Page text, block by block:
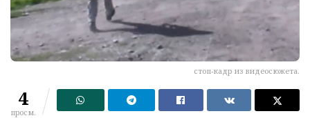
стоп-кадр из видеосюжета.
4
просм.